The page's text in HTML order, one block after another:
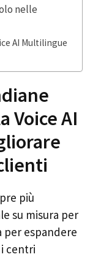
nelle
AI Multilingue
Voice AI
più
su misura per
per espandere
centri